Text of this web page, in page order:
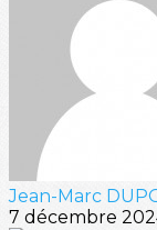
Jean-Marc
7 décembre